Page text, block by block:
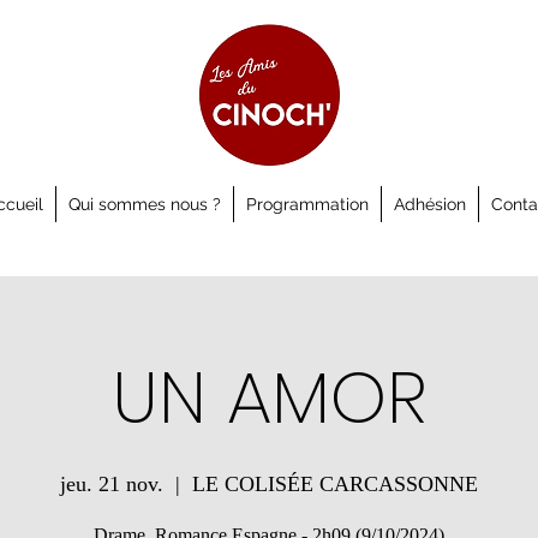
Qui sommes nous ? Programmation Adhésion
UN AMOR
jeu. 21 nov.
  |
LE COLISÉE CARCASSONNE